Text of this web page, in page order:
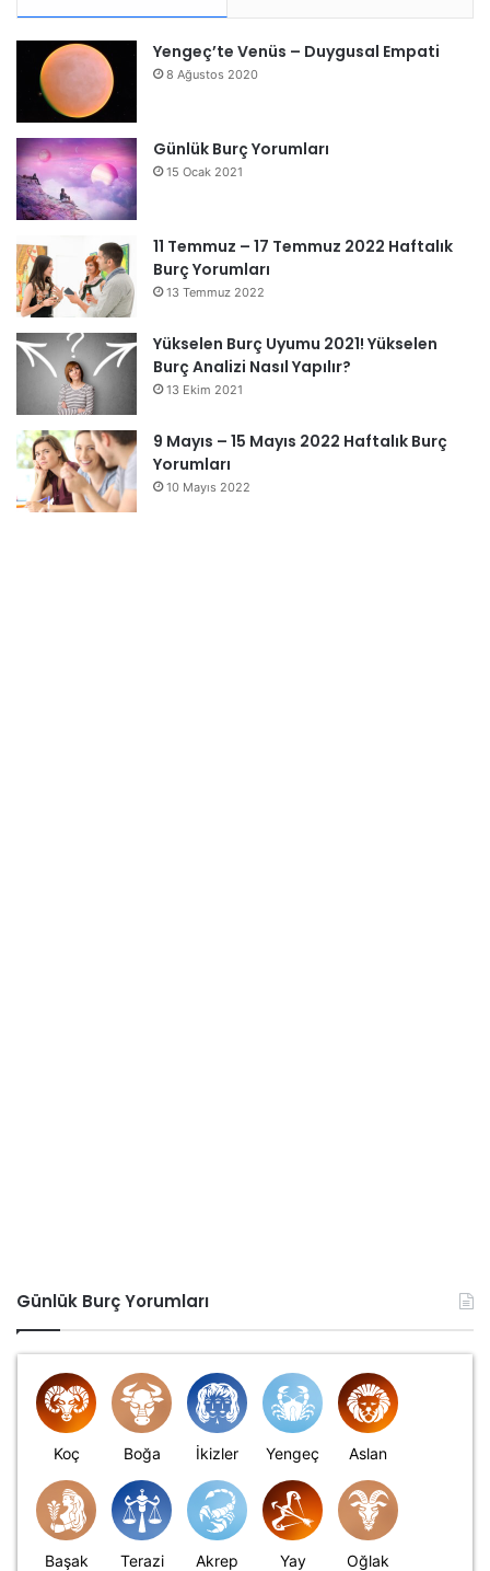
Yengeç’te Venüs – Duygusal Empati
8 Ağustos 2020
Günlük Burç Yorumları
15 Ocak 2021
11 Temmuz – 17 Temmuz 2022 Haftalık
Burç Yorumları
13 Temmuz 2022
Yükselen Burç Uyumu 2021! Yükselen
Burç Analizi Nasıl Yapılır?
13 Ekim 2021
9 Mayıs – 15 Mayıs 2022 Haftalık Burç
Yorumları
10 Mayıs 2022
Günlük Burç Yorumları
Koç Boğa İkizler Yengeç Aslan
Başak Terazi Akrep Yay Oğlak